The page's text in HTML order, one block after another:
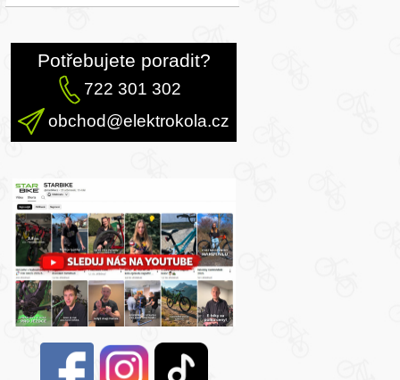
Potřebujete poradit?
722 301 302
obchod@elektrokola.cz